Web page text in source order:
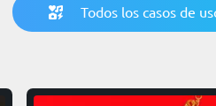
Todos los casos de